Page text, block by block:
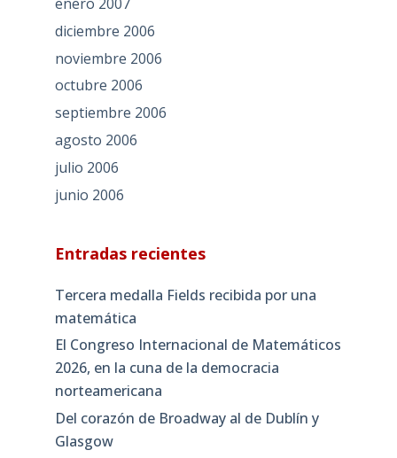
diciembre 2006
noviembre 2006
octubre 2006
septiembre 2006
agosto 2006
julio 2006
junio 2006
Entradas recientes
Tercera medalla Fields recibida por una
matemática
El Congreso Internacional de Matemáticos
2026, en la cuna de la democracia
norteamericana
Del corazón de Broadway al de Dublín y
Glasgow